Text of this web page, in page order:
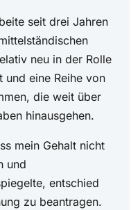
seit drei Jahren
neu in der Rolle
und eine Reihe von
die weit über
hinausgehen.
mein Gehalt nicht
und
entschied
zu beantragen.